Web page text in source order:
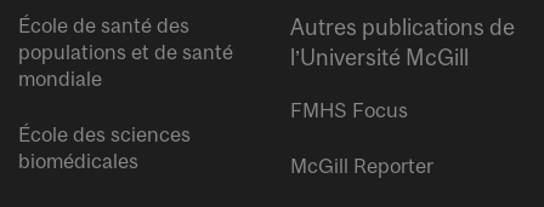
École de santé des
populations et de santé
mondiale
École des sciences
biomédicales
Autres publications de
l’Université McGill
FMHS Focus
McGill Reporter